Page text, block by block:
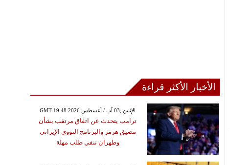
الأخبار الأكثر قراءة
GMT 19:48 2026 الإثنين ,03 آب / أغسطس
ترامب يتحدث عن اتفاق مرتقب بشأن
مضيق هرمز والبرنامج النووي الإيراني
وطهران تنفي طلب مهلة